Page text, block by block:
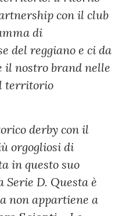
con il club
di
del reggiano e ci da
il nostro brand nelle
territorio
derby con il
orgogliosi di
in questo suo
D. Questa è
non appartiene a